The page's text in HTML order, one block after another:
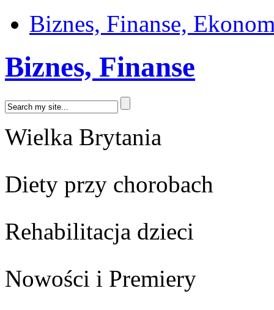
Biznes, Finanse,
Biznes, Finanse
Wielka Brytania
Diety przy chorobach
Rehabilitacja dzieci
Nowości i Premiery